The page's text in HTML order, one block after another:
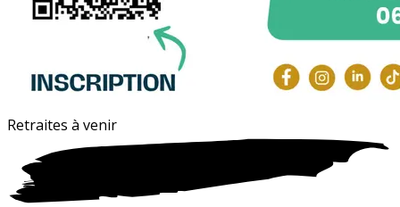
Retraites à venir